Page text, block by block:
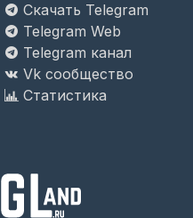
Скачать Telegram
Telegram Web
Telegram канал
Vk сообщество
Статистика